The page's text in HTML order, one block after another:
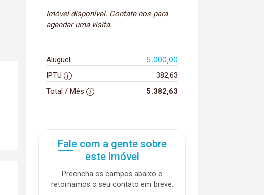
Imóvel disponível. Contate-nos para
agendar uma visita.
Aluguel 5.000,00
IPTU
382,63
Total / Mês
5.382,63
Fale com a gente sobre
este imóvel
Preencha os campos abaixo e
retornamos o seu contato em breve.